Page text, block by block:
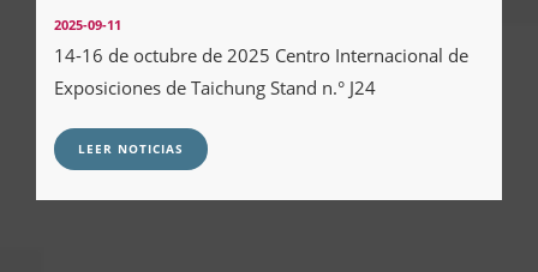
2025-09-11
14-16 de octubre de 2025 Centro Internacional de
Exposiciones de Taichung Stand n.° J24
LEER NOTICIAS